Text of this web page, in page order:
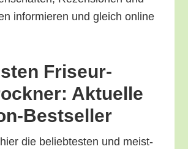
infor­mie­ren und gleich online
Fri­seur-
Aktu­el­le
Bestseller
die belieb­tes­ten und meist­